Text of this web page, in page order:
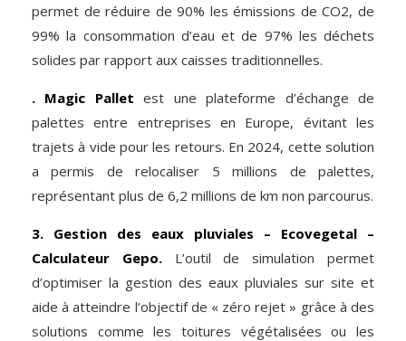
permet de réduire de 90% les émissions de CO2, de
99% la consommation d’eau et de 97% les déchets
solides par rapport aux caisses traditionnelles.
. Magic Pallet est une plateforme d’échange de
palettes entre entreprises en Europe, évitant les
trajets à vide pour les retours. En 2024, cette solution
a permis de relocaliser 5 millions de palettes,
représentant plus de 6,2 millions de km non parcourus.
3. Gestion des eaux pluviales – Ecovegetal –
Calculateur Gepo.L’outil de simulation permet
d’optimiser la gestion des eaux pluviales sur site et
aide à atteindre l’objectif de « zéro rejet » grâce à des
solutions comme les toitures végétalisées ou les